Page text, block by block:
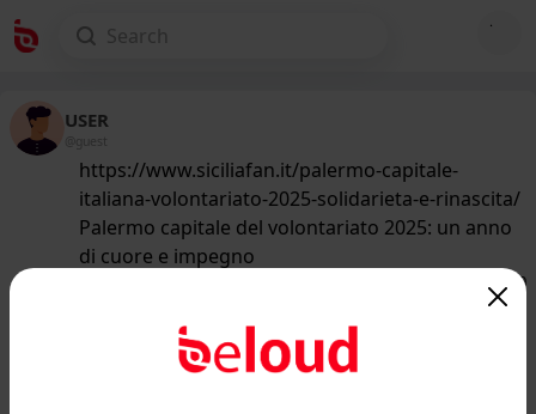
USER
@guest
https://www.siciliafan.it/palermo-capitale-
italiana-volontariato-2025-solidarieta-e-rinascita/
Palermo capitale del volontariato 2025: un anno
di cuore e impegno
/50
Palermo capitale del volontariato
2025: un anno di cuore e impegno -